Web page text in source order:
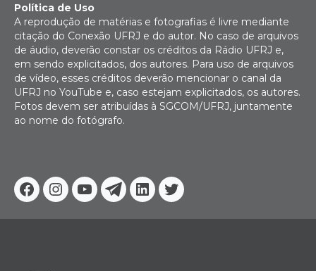
Facebook
Instagram
YoutubeTelegram
Linkedin
Twitter
Política de Uso
A reprodução de matérias e fotografias é livre mediante
citação do Conexão UFRJ e do autor. No caso de arquivos
de áudio, deverão constar os créditos da Rádio UFRJ e,
em sendo explicitados, dos autores. Para uso de arquivos
de vídeo, esses créditos deverão mencionar o canal da
UFRJ no YouTube e, caso estejam explicitados, os autores.
Fotos devem ser atribuídas à SGCOM/UFRJ, juntamente
ao nome do fotógrafo.